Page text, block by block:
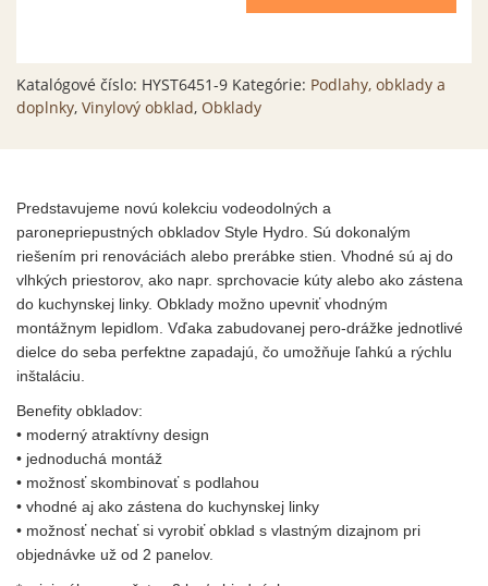
Katalógové číslo: HYST6451-9 Kategórie: Podlahy, obklady a
doplnky, Vinylový obklad, Obklady
Predstavujeme novú kolekciu vodeodolných a
paronepriepustných obkladov Style Hydro. Sú dokonalým
riešením pri renováciách alebo prerábke stien. Vhodné sú aj do
vlhkých priestorov, ako napr. sprchovacie kúty alebo ako zástena
do kuchynskej linky. Obklady možno upevniť vhodným
montážnym lepidlom. Vďaka zabudovanej pero-drážke jednotlivé
dielce do seba perfektne zapadajú, čo umožňuje ľahkú a rýchlu
inštaláciu.
Benefity obkladov:
• moderný atraktívny design
• jednoduchá montáž
• možnosť skombinovať s podlahou
• vhodné aj ako zástena do kuchynskej linky
• možnosť nechať si vyrobiť obklad s vlastným dizajnom pri
objednávke už od 2 panelov.